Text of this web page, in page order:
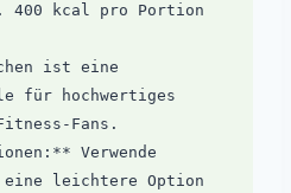
400 kcal pro Portion
ist eine
für hochwertiges
Fans.
Verwende
eine leichtere Option